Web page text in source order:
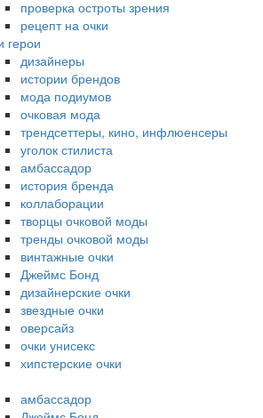
проверка остроты зрения
рецепт на очки
герои
дизайнеры
истории брендов
мода подиумов
очковая мода
трендсеттеры, кино, инфлюенсеры
уголок стилиста
амбассадор
история бренда
коллаборации
творцы очковой моды
тренды очковой моды
винтажные очки
Джеймс Бонд
дизайнерские очки
звездные очки
оверсайз
очки унисекс
хипстерские очки
амбассадор